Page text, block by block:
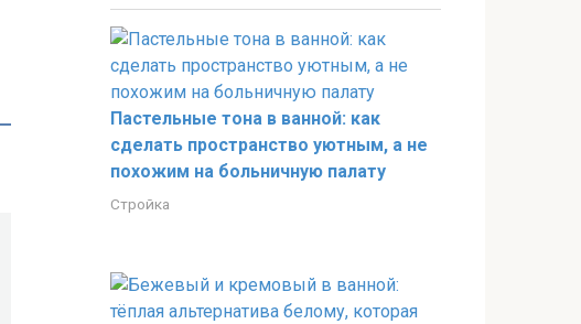
Пастельные тона в ванной: как
сделать пространство уютным, а не
похожим на больничную палату
Стройка